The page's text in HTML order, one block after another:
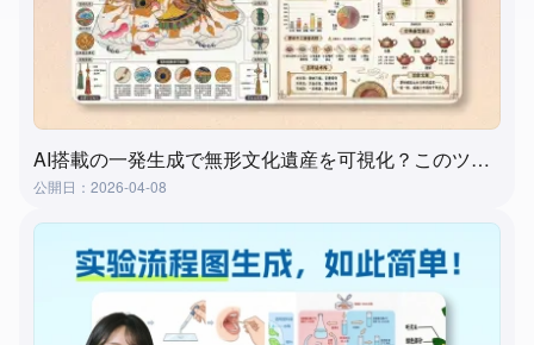
AI搭載の一発生成で無形文化遺産を可視化？このツールが実現します！
公開日：2026-04-08